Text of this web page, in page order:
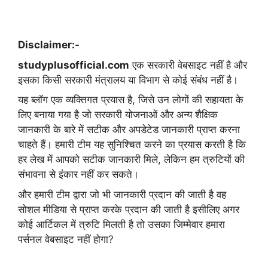
Disclaimer:-
studyplusofficial.com एक सरकारी वेबसाइट नहीं है और
इसका किसी सरकारी मंत्रालय या विभाग से कोई संबंध नहीं है।
यह ब्लॉग एक व्यक्तिगत प्रयास है, जिसे उन लोगों की सहायता के
लिए बनाया गया है जो सरकारी योजनाओं और अन्य शैक्षिक
जानकारी के बारे में सटीक और अपडेटेड जानकारी प्राप्त करना
चाहते हैं। हमारी टीम यह सुनिश्चित करने का प्रयास करती है कि
हर लेख में आपको सटीक जानकारी मिले, लेकिन हम त्रुटियों की
संभावना से इंकार नहीं कर सकते।
और हमारी टीम द्वारा जो भी जानकारी प्रदान की जाती है वह
सोशल मीडिया से प्राप्त करके प्रदान की जाती है इसीलिए अगर
कोई आर्टिकल में त्रुटि मिलती है तो उसका जिम्मेवार हमारा
पर्सनल वेबसाइट नहीं होगा?